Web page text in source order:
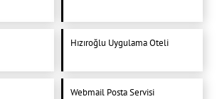
Hızıroğlu Uygulama Oteli
Webmail Posta Servisi